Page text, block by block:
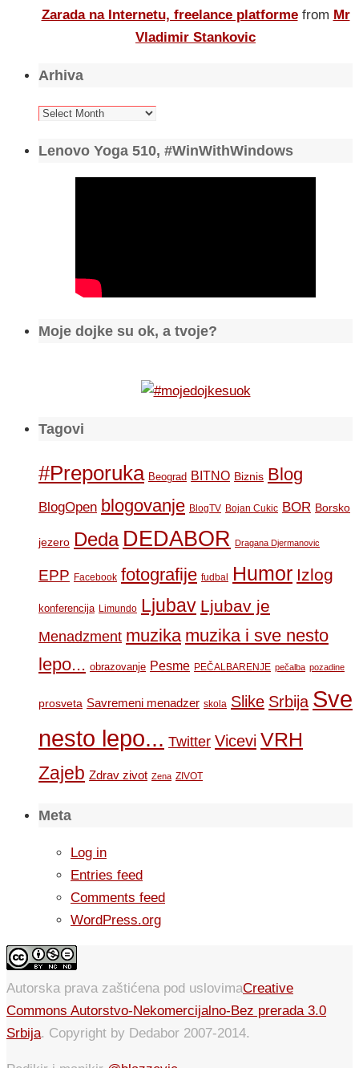
Zarada na Internetu, freelance platforme from Mr
Vladimir Stankovic
Arhiva
Arhiva
Lenovo Yoga 510, #WinWithWindows
Moje dojke su ok, a tvoje?
Tagovi
#Preporuka Beograd BITNO Biznis Blog
BlogOpen blogovanje BlogTV Bojan Cukic BOR Borsko
jezero Deda DEDABOR Dragana Djermanovic
EPP Facebook fotografije fudbal Humor Izlog
konferencija Limundo Ljubav Ljubav je
Menadzment muzika muzika i sve nesto
lepo... obrazovanje Pesme PEČALBARENJE pečalba pozadine
prosveta Savremeni menadzer skola Slike Srbija Sve
nesto lepo... Twitter Vicevi VRH
Zajeb Zdrav zivot Zena ZIVOT
Meta
Log in
Entries feed
Comments feed
WordPress.org
Autorska prava zaštićena pod uslovimaCreative
Commons Autorstvo-Nekomercijalno-Bez prerada 3.0
Srbija. Copyright by Dedabor 2007-2014.